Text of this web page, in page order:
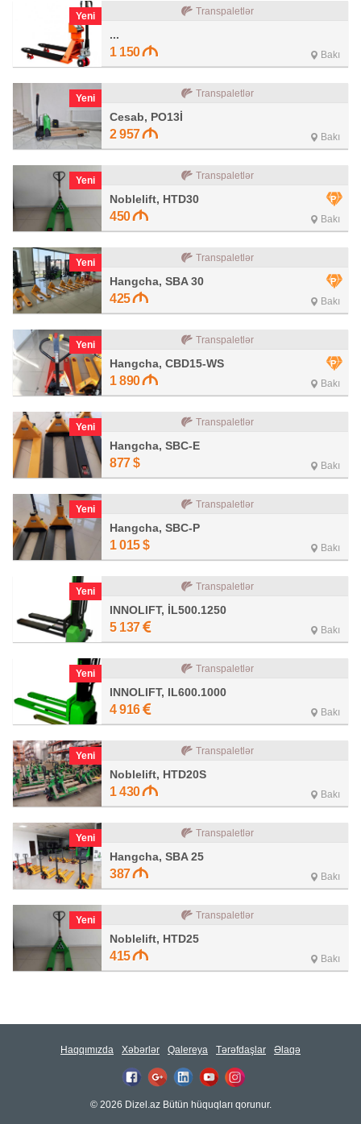
Yeni Transpaletlər
...
1 150 Bakı
Yeni Transpaletlər
Cesab, PO13İ
2 957 Bakı
Yeni Transpaletlər
Noblelift, HTD30
450 Bakı
Yeni Transpaletlər
Hangcha, SBA 30
425 Bakı
Yeni Transpaletlər
Hangcha, CBD15-WS
1 890 Bakı
Yeni Transpaletlər
Hangcha, SBC-E
877 $ Bakı
Yeni Transpaletlər
Hangcha, SBC-P
1 015 $ Bakı
Yeni Transpaletlər
INNOLIFT, İL500.1250
5 137 Bakı
Yeni Transpaletlər
INNOLIFT, IL600.1000
4 916 Bakı
Yeni Transpaletlər
Noblelift, HTD20S
1 430 Bakı
Yeni Transpaletlər
Hangcha, SBA 25
387 Bakı
Yeni Transpaletlər
Noblelift, HTD25
415 Bakı
Haqqımızda Xəbərlər Qalereya Tərəfdaşlar Əlaqə
© 2026 Dizel.az Bütün hüquqları qorunur.